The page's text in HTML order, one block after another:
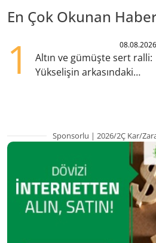
En Çok Okunan
1 08.08.2026
Altın ve gümüşte sert ralli:
Yükselişin arkasındaki
Sponsorlu | 2026/2Ç Kar/